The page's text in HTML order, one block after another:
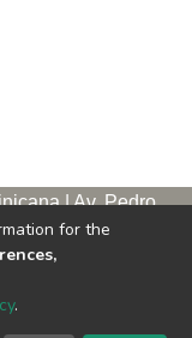
| Av. Pedro
Antigua sede,
Guzmán, D. N.,
9111 Exts.: 3653 y
for the
.